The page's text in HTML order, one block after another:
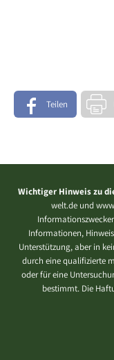
Teilen
Wichtiger Hinweis zu
welt.de und
Informationen,
Unterstützung, aber in
durch eine qualifizierte
oder für eine
bestimmt. Die